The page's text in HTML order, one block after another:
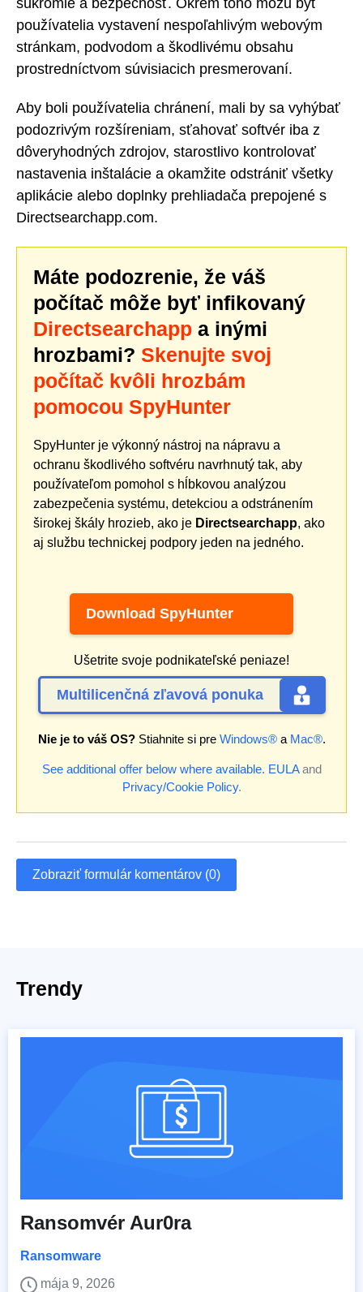
používatelia vystavení nespoľahlivým webovým
stránkam, podvodom a škodlivému obsahu
prostredníctvom súvisiacich presmerovaní.
Aby boli používatelia chránení, mali by sa vyhýbať
podozrivým rozšíreniam, sťahovať softvér iba z
dôveryhodných zdrojov, starostlivo kontrolovať
nastavenia inštalácie a okamžite odstrániť všetky
aplikácie alebo doplnky prehliadača prepojené s
Directsearchapp.com.
Máte podozrenie, že váš
počítač môže byť infikovaný
Directsearchapp a inými
hrozbami? Skenujte svoj
počítač kvôli hrozbám
pomocou SpyHunter
SpyHunter je výkonný nástroj na nápravu a
ochranu škodlivého softvéru navrhnutý tak, aby
používateľom pomohol s hĺbkovou analýzou
zabezpečenia systému, detekciou a odstránením
širokej škály hrozieb, ako je Directsearchapp, ako
aj službu technickej podpory jeden na jedného.
Download SpyHunter
Ušetrite svoje podnikateľské peniaze!
Multilicenčná zľavová ponuka
Nie je to váš OS?Stiahnite si pre Windows®a Mac®.
See additional offer below where available. EULAand
Privacy/Cookie Policy.
Zobraziť formulár komentárov (0)
Trendy
Ransomvér Aur0ra
Ransomware
mája 9, 2026